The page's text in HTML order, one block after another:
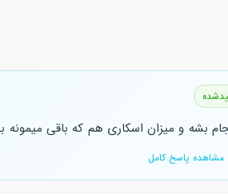
بشه و میزان اسکاری هم که باقی
مشاهده پاسخ کامل